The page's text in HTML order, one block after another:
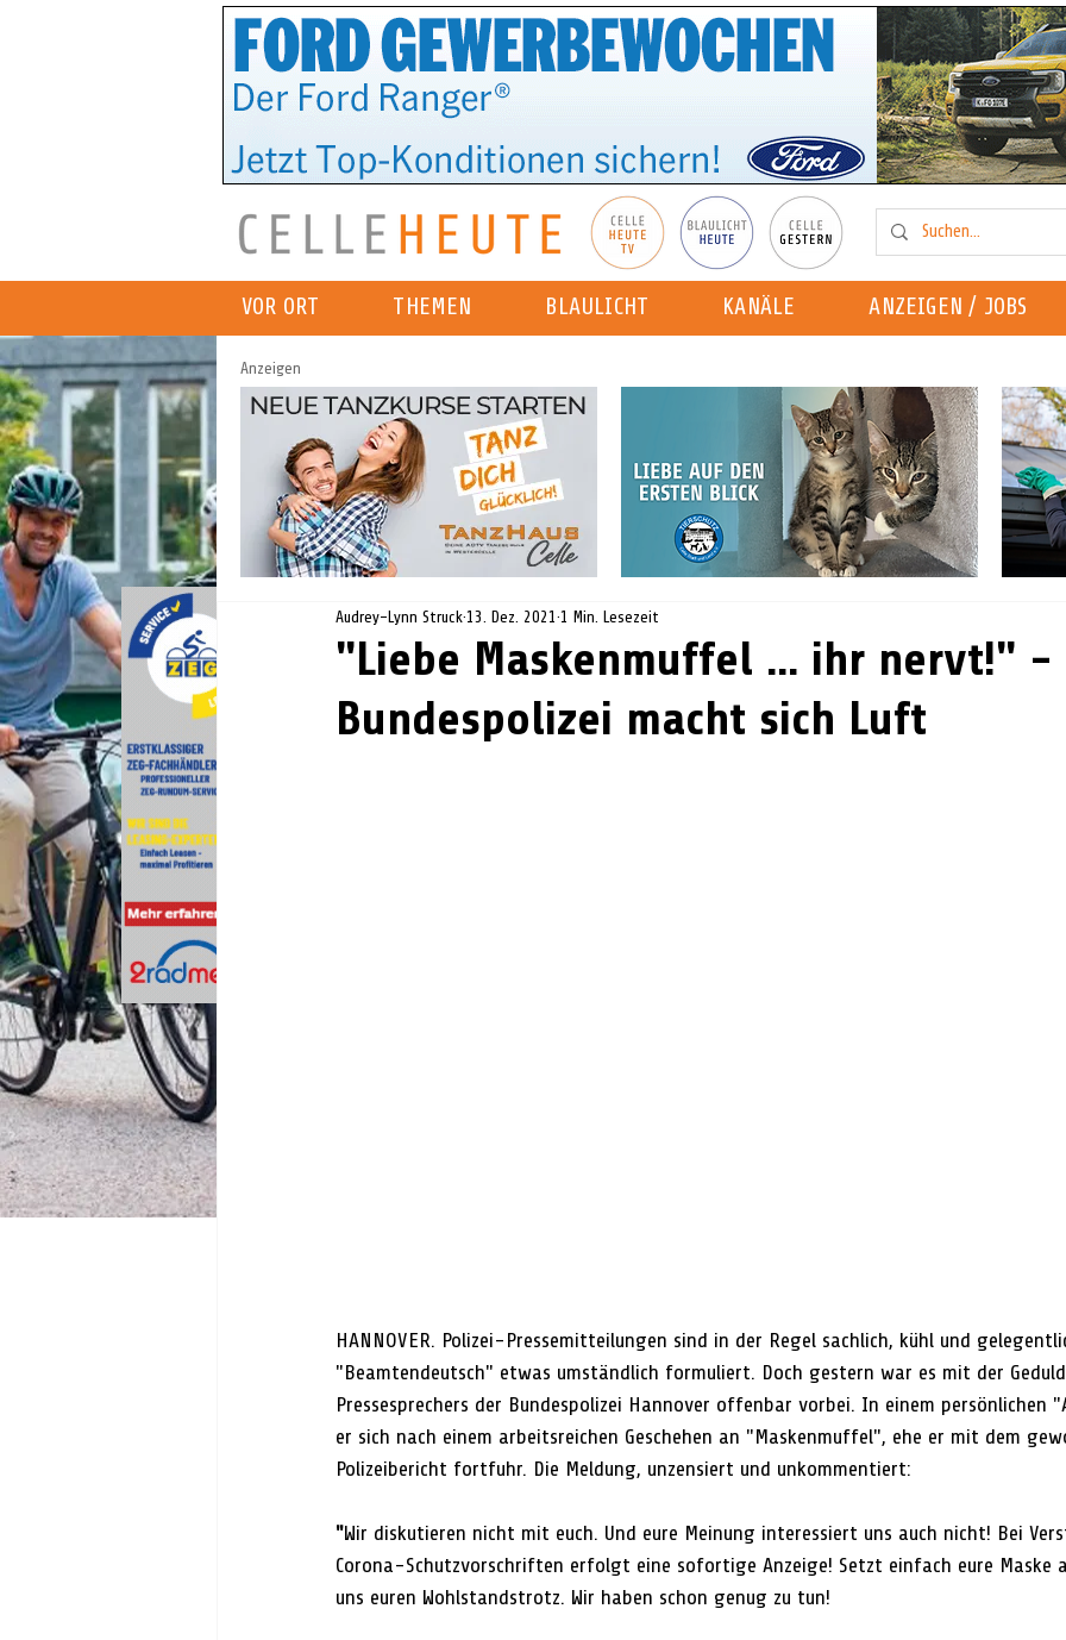
VOR ORT THEMEN BLAULICHT KANÄLE ANZEIGEN / JOBS
Anzeigen
"Liebe Maskenmuffel ... ihr nervt!" -
Bundespolizei macht sich Luft
Audrey-Lynn Struck 13. Dez. 2021 1 Min. Lesezeit
HANNOVER. Polizei-Pressemitteilungen sind in der Regel sachlich, kühl und
"Beamtendeutsch" etwas umständlich formuliert. Doch gestern war es mit der
Pressesprechers der Bundespolizei Hannover offenbar vorbei. In einem
er sich nach einem arbeitsreichen Geschehen an "Maskenmuffel", ehe er mit dem
Polizeibericht fortfuhr. Die Meldung, unzensiert und unkommentiert:
"Wir diskutieren nicht mit euch. Und eure Meinung interessiert uns auch nicht! Bei
Corona-Schutzvorschriften erfolgt eine sofortige Anzeige! Setzt einfach eure
uns euren Wohlstandstrotz. Wir haben schon genug zu tun!